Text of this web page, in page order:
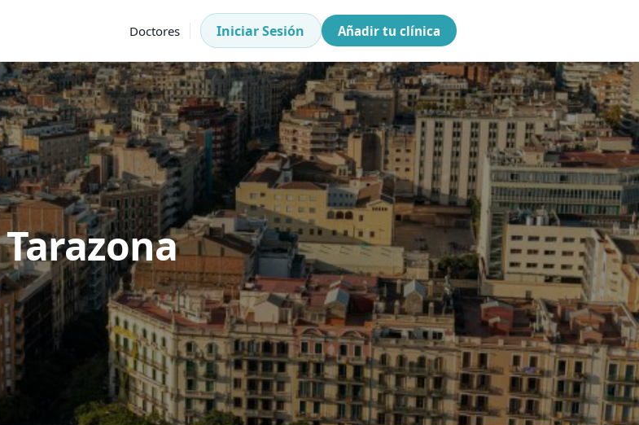
Doctores Iniciar Sesión Añadir tu clínica
Tarazona